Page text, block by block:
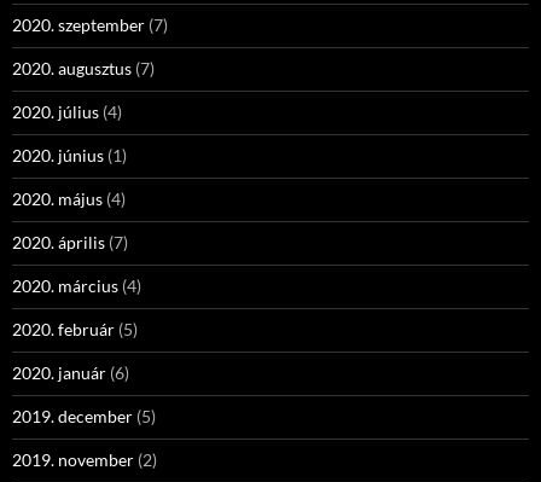
2020. szeptember (7)
2020. augusztus (7)
2020. július (4)
2020. június (1)
2020. május (4)
2020. április (7)
2020. március (4)
2020. február (5)
2020. január (6)
2019. december (5)
2019. november (2)